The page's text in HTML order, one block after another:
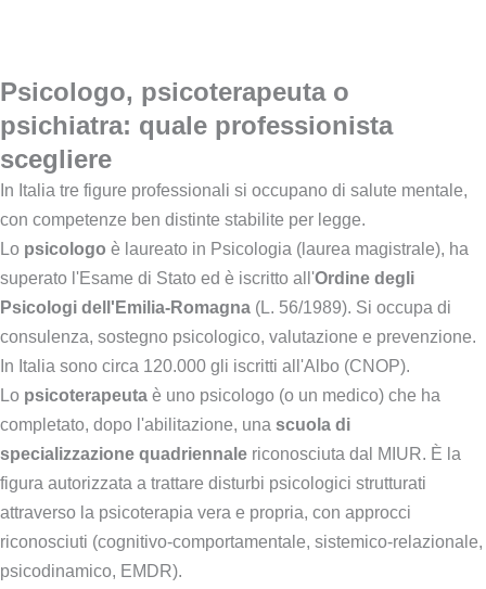
Psicologo, psicoterapeuta o
psichiatra: quale professionista
scegliere
In Italia tre figure professionali si occupano di salute mentale,
con competenze ben distinte stabilite per legge.
Lo psicologo è laureato in Psicologia (laurea magistrale), ha
superato l'Esame di Stato ed è iscritto all'Ordine degli
Psicologi dell'Emilia-Romagna (L. 56/1989). Si occupa di
consulenza, sostegno psicologico, valutazione e prevenzione.
In Italia sono circa 120.000 gli iscritti all'Albo (CNOP).
Lo psicoterapeuta è uno psicologo (o un medico) che ha
completato, dopo l'abilitazione, una scuola di
specializzazione quadriennale riconosciuta dal MIUR. È la
figura autorizzata a trattare disturbi psicologici strutturati
attraverso la psicoterapia vera e propria, con approcci
riconosciuti (cognitivo-comportamentale, sistemico-relazionale,
psicodinamico, EMDR).